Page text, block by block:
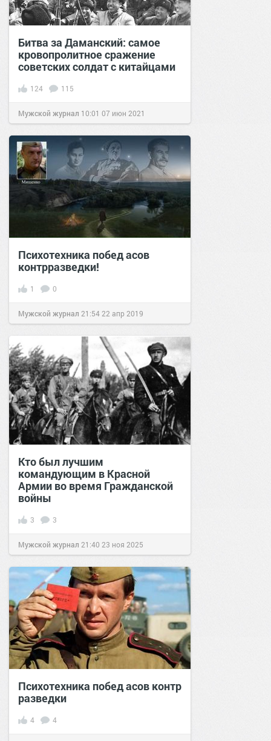
Битва за Даманский: самое
кровопролитное сражение
советских солдат с китайцами
124 115
Мужской журнал 10:01 07 июн 2021
Психотехника побед асов
контрразведки!
1 0
Мужской журнал 21:5422 апр 2019
Кто был лучшим
командующим в Красной
Армии во время Гражданской
войны
3 3
Мужской журнал 21:40 23 ноя 2025
Психотехника побед асов контр
разведки
4 4